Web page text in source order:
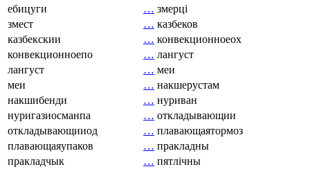
ебицуги
… змерці
змест
… казбеков
казбекскии
… конвекционноеох
конвекционноепо
… лангуст
лангуст
… меи
меи
… накшерустам
накшибенди
… нуриван
нуригазиосманпа
… откладывающии
откладывающииод
… плавающаятормоз
плавающаяупаков
… пракладны
пракладчык
… пятлічны